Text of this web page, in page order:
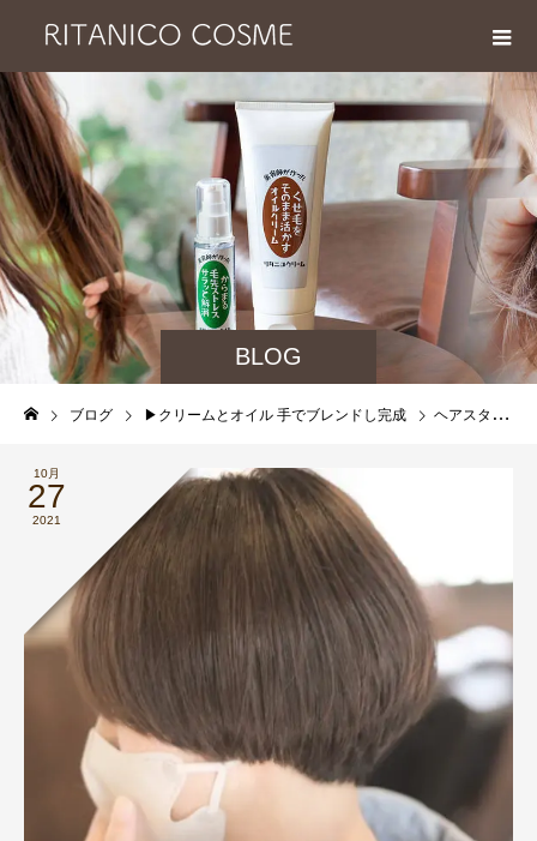
BLOG
ブログ ▶︎クリームとオイル 手でブレンドし完成 ヘアスタイルを一回りコンパクトにして髪の毛を柔らかくするリタニコクリームとリタニコオイルの使い方
10月
27
2021